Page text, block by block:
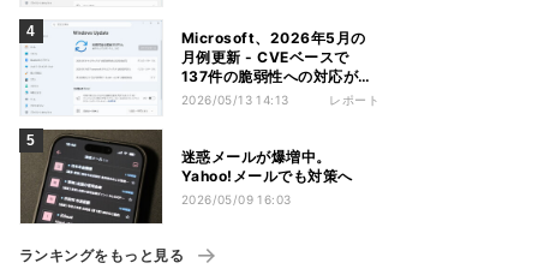
Microsoft、2026年5月の
月例更新 - CVEベースで
137件の脆弱性への対応が行
われる
2026/05/13 14:13 レポート
迷惑メールが爆増中。
Yahoo!メールでも対策へ
2026/05/09 16:03
ランキングをもっと見る